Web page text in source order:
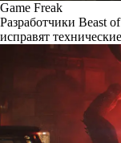
Game Freak
Разработчики Beast
исправят